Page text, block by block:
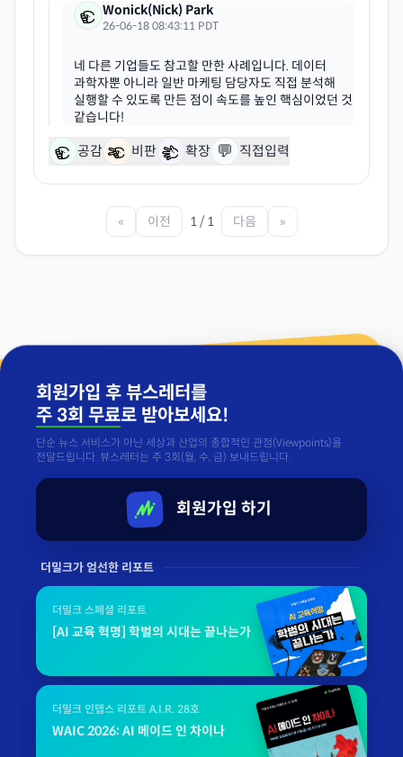
Wonick(Nick) Park
26-06-18 08:43:11 PDT
네 다른 기업들도 참고할 만한 사례입니다. 데이터
과학자뿐 아니라 일반 마케팅 담당자도 직접 분석해
실행할 수 있도록 만든 점이 속도를 높인 핵심이었던 것
공감 비판 확장 💬 직접입력
« 이전 1 / 1 다음 »
회원가입 후 뷰스레터를
주 3회 무료로 받아보세요!
단순 뉴스 서비스가 아닌 세상과 산업의 종합적인 관점(Viewpoints)을
전달드립니다. 뷰스레터는 주 3회(월, 수, 금) 보내드립니다.
회원가입 하기
더밀크가 엄선한 리포트
더밀크 스페셜 리포트
[AI 교육 혁명] 학벌의 시대는 끝나는가
더밀크 인뎁스 리포트 A.I.R. 28호
WAIC 2026: AI 메이드 인 차이나